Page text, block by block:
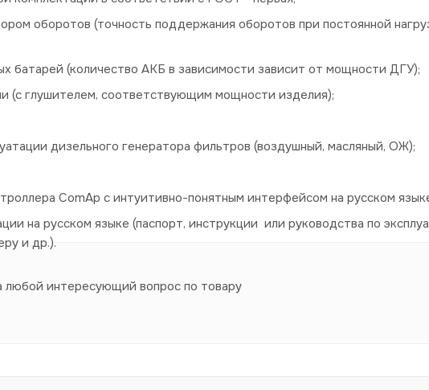
оборотов (точность поддержания оборотов при постоянной
батарей (количество АКБ в зависимости зависит от мощности ДГУ);
(с глушителем, соответствующим мощности изделия);
дизельного генератора фильтров (воздушный, масляный, ОЖ);
ComAp с интуитивно-понятным интерфейсом на русском
на русском языке (паспорт, инструкции или руководства по
и др.).
любой интересующий вопрос по товару